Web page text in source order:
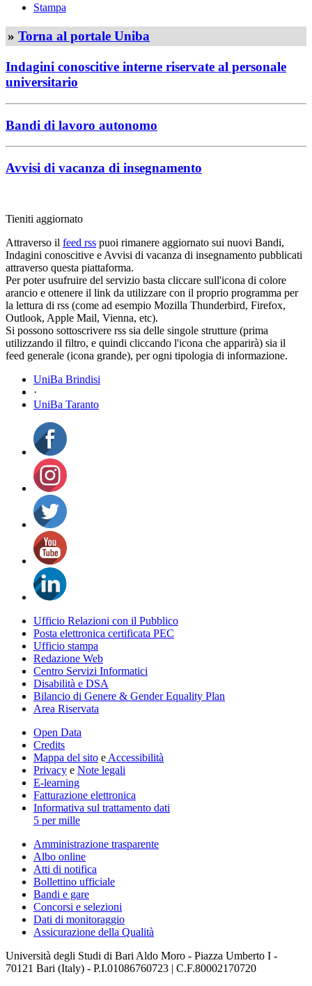
Stampa
» Torna al portale Uniba
Indagini conoscitive interne riservate al personale
universitario
Bandi di lavoro autonomo
Avvisi di vacanza di insegnamento
Tieniti aggiornato
Attraverso il feed rss puoi rimanere aggiornato sui nuovi Bandi,
Indagini conoscitive e Avvisi di vacanza di insegnamento pubblicati
attraverso questa piattaforma.
Per poter usufruire del servizio basta cliccare sull'icona di colore
arancio e ottenere il link da utilizzare con il proprio programma per
la lettura di rss (come ad esempio Mozilla Thunderbird, Firefox,
Outlook, Apple Mail, Vienna, etc).
Si possono sottoscrivere rss sia delle singole strutture (prima
utilizzando il filtro, e quindi cliccando l'icona che apparirà) sia il
feed generale (icona grande), per ogni tipologia di informazione.
UniBa Brindisi
·
UniBa Taranto
Ufficio Relazioni con il Pubblico
Posta elettronica certificata PEC
Ufficio stampa
Redazione Web
Centro Servizi Informatici
Disabilità e DSA
Bilancio di Genere & Gender Equality Plan
Area Riservata
Open Data
Credits
Mappa del sito e Accessibilità
Privacy e Note legali
E-learning
Fatturazione elettronica
Informativa sul trattamento dati
5 per mille
Amministrazione trasparente
Albo online
Atti di notifica
Bollettino ufficiale
Bandi e gare
Concorsi e selezioni
Dati di monitoraggio
Assicurazione della Qualità
Università degli Studi di Bari Aldo Moro - Piazza Umberto I -
70121 Bari (Italy) - P.I.01086760723 | C.F.80002170720